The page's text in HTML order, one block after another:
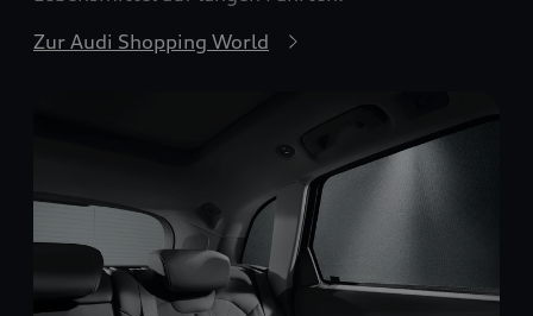
Zur Audi Shopping World